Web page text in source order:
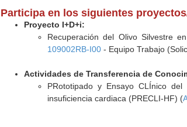
Participa en los siguientes
Proyecto I+D+i:
Recuperación del Olivo Silvestre
109002RB-I00 - Equipo Trabajo
Actividades de Transferencia de
PRototipado y Ensayo CLÍnico
insuficiencia cardiaca (PRECLI-HF) (